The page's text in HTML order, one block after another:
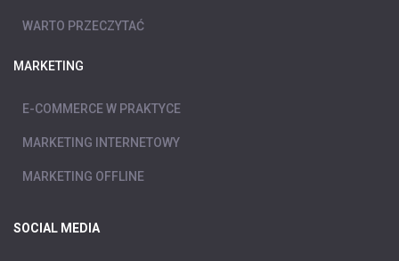
WARTO PRZECZYTAĆ
MARKETING
E-COMMERCE W PRAKTYCE
MARKETING INTERNETOWY
MARKETING OFFLINE
SOCIAL MEDIA